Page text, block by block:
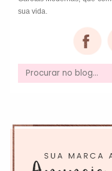
sua vida.